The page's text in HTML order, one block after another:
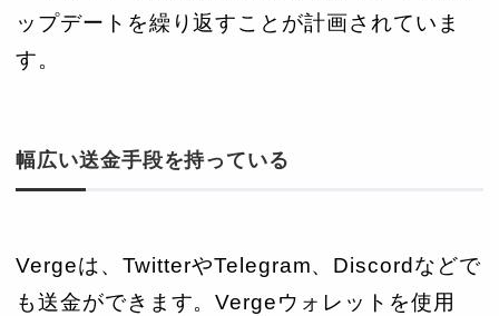
ップデートを繰り返すことが計画されていま
す。
幅広い送金手段を持っている
Vergeは、TwitterやTelegram、Discordなどで
も送金ができます。Vergeウォレットを使用